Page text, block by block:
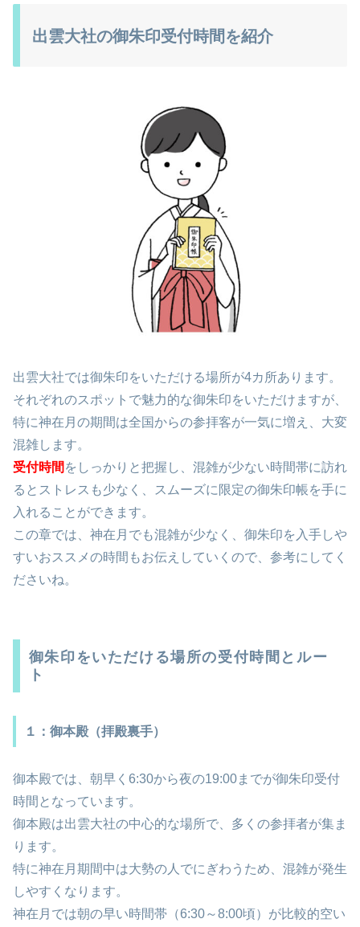
出雲大社の御朱印受付時間を紹介
出雲大社では御朱印をいただける場所が4カ所あります。
それぞれのスポットで魅力的な御朱印をいただけますが、
特に神在月の期間は全国からの参拝客が一気に増え、大変
混雑します。
受付時間 をしっかりと把握し、混雑が少ない時間帯に訪れ
るとストレスも少なく、スムーズに限定の御朱印帳を手に
入れることができます。
この章では、神在月でも混雑が少なく、御朱印を入手しや
すいおススメの時間もお伝えしていくので、参考にしてく
ださいね。
御朱印をいただける場所の受付時間とルー
ト
１：御本殿（拝殿裏手）
御本殿では、朝早く6:30から夜の19:00までが御朱印受付
時間となっています。
御本殿は出雲大社の中心的な場所で、多くの参拝者が集ま
ります。
特に神在月期間中は大勢の人でにぎわうため、混雑が発生
しやすくなります。
神在月では朝の早い時間帯（6:30～8:00頃）が比較的空い